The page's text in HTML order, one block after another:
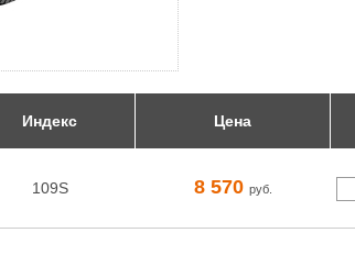
Индекс Цена
109S 8 570 руб.